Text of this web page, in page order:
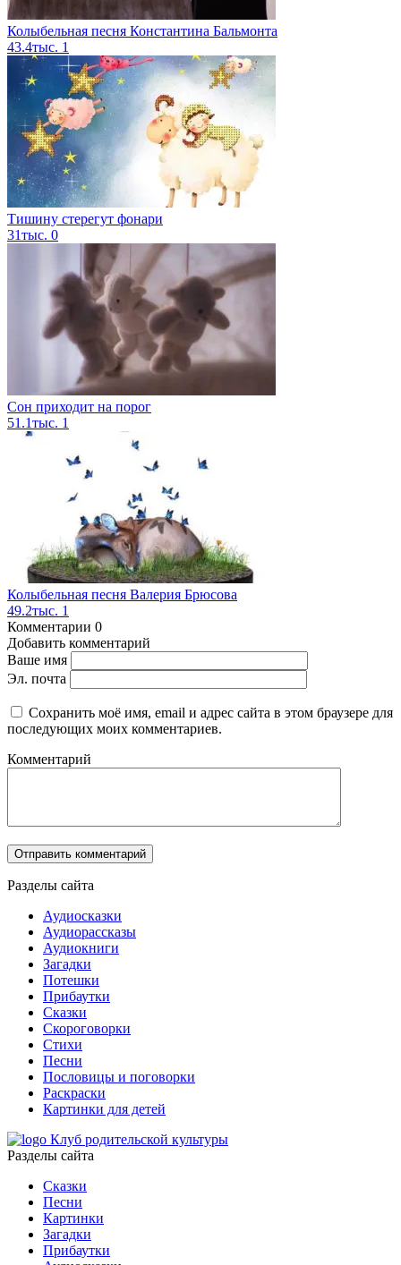
Колыбельная песня Константина Бальмонта
43.4тыс. 1
Тишину стерегут фонари
31тыс. 0
Сон приходит на порог
51.1тыс. 1
Колыбельная песня Валерия Брюсова
49.2тыс. 1
Комментарии 0
Добавить комментарий
Ваше имя
Эл. почта
Сохранить моё имя, email и адрес сайта в этом браузере для
последующих моих комментариев.
Комментарий
Разделы сайта
Аудиосказки
Аудиорассказы
Аудиокниги
Загадки
Потешки
Прибаутки
Сказки
Скороговорки
Стихи
Песни
Пословицы и поговорки
Раскраски
Картинки для детей
Клуб родительской культуры
Разделы сайта
Сказки
Песни
Картинки
Загадки
Прибаутки